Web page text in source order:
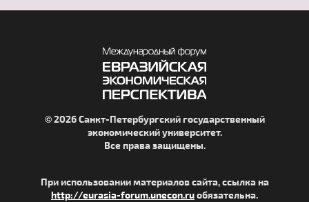
© 2026 Санкт-Петербургский государственный
экономический университет.
Все права защищены.
При использовании материалов сайта, ссылка на
http://eurasia-forum.unecon.ruобязательна.